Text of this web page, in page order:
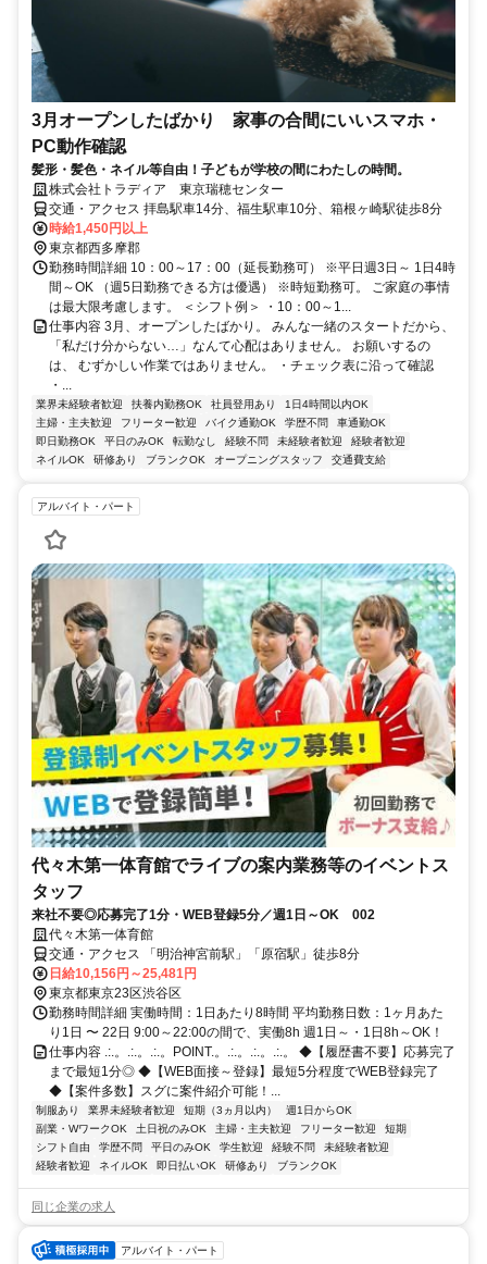
3月オープンしたばかり 家事の合間にいいスマホ・
PC動作確認
髪形・髪色・ネイル等自由！子どもが学校の間にわたしの時間。
株式会社トラディア 東京瑞穂センター
交通・アクセス 拝島駅車14分、福生駅車10分、箱根ヶ崎駅徒歩8分
時給1,450円以上
東京都西多摩郡
勤務時間詳細 10：00～17：00（延長勤務可） ※平日週3日～ 1日4時
間～OK （週5日勤務できる方は優遇） ※時短勤務可。 ご家庭の事情
は最大限考慮します。 ＜シフト例＞ ・10：00～1...
仕事内容 3月、オープンしたばかり。 みんな一緒のスタートだから、
「私だけ分からない…」なんて心配はありません。 お願いするの
は、 むずかしい作業ではありません。 ・チェック表に沿って確認
・...
業界未経験者歓迎 扶養内勤務OK 社員登用あり
1日4時間以内OK
主婦・主夫歓迎
フリーター歓迎 バイク通勤OK 学歴不問
車通勤OK
即日勤務OK
平日のみOK 転勤なし 経験不問 未経験者歓迎
経験者歓迎
ネイルOK
研修あり ブランクOK オープニングスタッフ 交通費支給
アルバイト・パート
代々木第一体育館でライブの案内業務等のイベントス
タッフ
来社不要◎応募完了1分・WEB登録5分／週1日～OK 002
代々木第一体育館
交通・アクセス 「明治神宮前駅」「原宿駅」徒歩8分
日給10,156円～25,481円
東京都東京23区渋谷区
勤務時間詳細 実働時間：1日あたり8時間 平均勤務日数：1ヶ月あた
り1日 〜 22日 9:00～22:00の間で、実働8h 週1日～・1日8h～OK！
仕事内容 .:.。.:.。.:.。POINT.。.:.。.:.。.:.。 ◆【履歴書不要】応募完了
まで最短1分◎ ◆【WEB面接～登録】最短5分程度でWEB登録完了
◆【案件多数】スグに案件紹介可能！...
制服あり 業界未経験者歓迎 短期（3ヵ月以内）
週1日からOK
副業・WワークOK
土日祝のみOK 主婦・主夫歓迎 フリーター歓迎
短期
シフト自由
学歴不問 平日のみOK 学生歓迎 経験不問
未経験者歓迎
経験者歓迎
ネイルOK 即日払いOK 研修あり ブランクOK
同じ企業の求人
アルバイト・パート